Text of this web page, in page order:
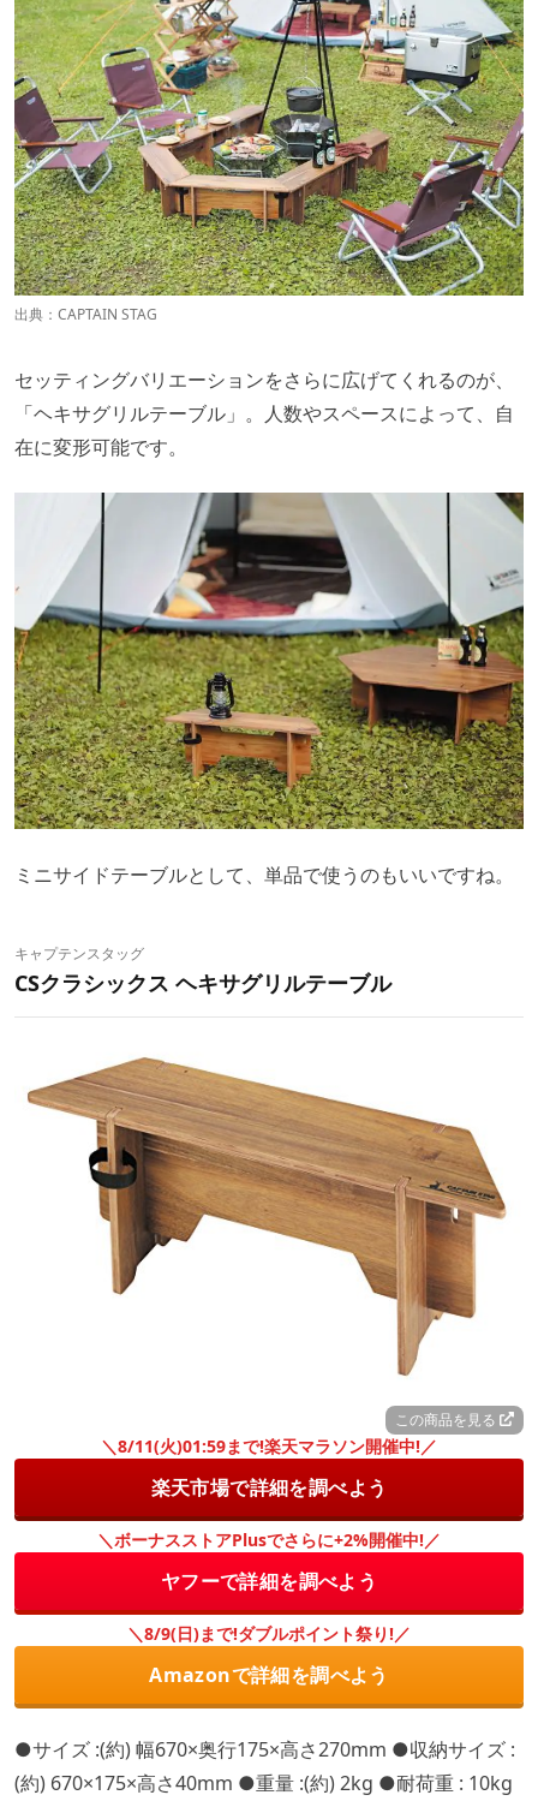
出典： CAPTAIN STAG
セッティングバリエーションをさらに広げてくれるのが、
「ヘキサグリルテーブル」。人数やスペースによって、自
在に変形可能です。
ミニサイドテーブルとして、単品で使うのもいいですね。
キャプテンスタッグ
CSクラシックス ヘキサグリルテーブル
この商品を見る
＼8/11(火)01:59まで!楽天マラソン開催中!／
楽天市場で詳細を調べよう
＼ボーナスストアPlusでさらに+2%開催中!／
ヤフーで詳細を調べよう
＼8/9(日)まで!ダブルポイント祭り!／
Amazonで詳細を調べよう
●サイズ :(約) 幅670×奥行175×高さ270mm ●収納サイズ :
(約) 670×175×高さ40mm ●重量 :(約) 2kg ●耐荷重 : 10kg